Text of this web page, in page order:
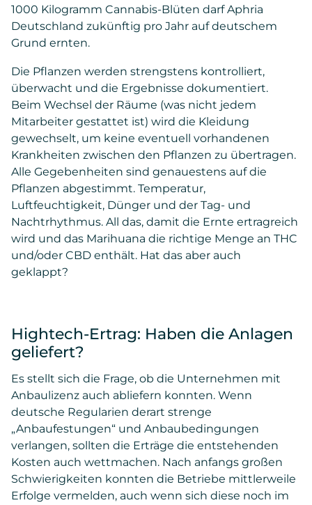
1000 Kilogramm Cannabis-Blüten darf Aphria
Deutschland zukünftig pro Jahr auf deutschem
Grund ernten.
Die Pflanzen werden strengstens kontrolliert,
überwacht und die Ergebnisse dokumentiert.
Beim Wechsel der Räume (was nicht jedem
Mitarbeiter gestattet ist) wird die Kleidung
gewechselt, um keine eventuell vorhandenen
Krankheiten zwischen den Pflanzen zu übertragen.
Alle Gegebenheiten sind genauestens auf die
Pflanzen abgestimmt. Temperatur,
Luftfeuchtigkeit, Dünger und der Tag- und
Nachtrhythmus. All das, damit die Ernte ertragreich
wird und das Marihuana die richtige Menge an THC
und/oder CBD enthält. Hat das aber auch
geklappt?
Hightech-Ertrag: Haben die Anlagen
geliefert?
Es stellt sich die Frage, ob die Unternehmen mit
Anbaulizenz auch abliefern konnten. Wenn
deutsche Regularien derart strenge
„Anbaufestungen“ und Anbaubedingungen
verlangen, sollten die Erträge die entstehenden
Kosten auch wettmachen. Nach anfangs großen
Schwierigkeiten konnten die Betriebe mittlerweile
Erfolge vermelden, auch wenn sich diese noch im